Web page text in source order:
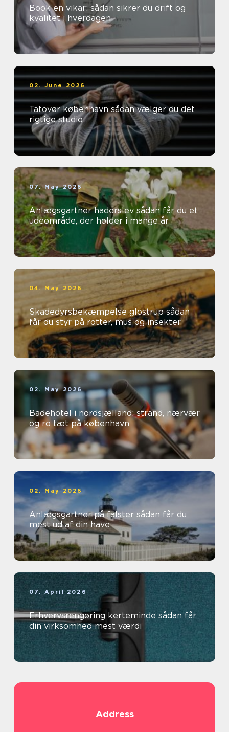
Book en vikar: sådan sikrer du drift og
kvalitet i hverdagen
02. June 2026
Tatovør københavn sådan vælger du det
rigtige studio
07. May 2026
Anlægsgartner haderslev sådan får du et
udeområde, der holder i mange år
04. May 2026
Skadedyrsbekæmpelse glostrup sådan
får du styr på rotter, mus og insekter
02. May 2026
Badehotel i nordsjælland: strand, nærvær
og ro tæt på københavn
02. May 2026
Anlægsgartner på falster sådan får du
mest ud af din have
07. April 2026
Erhvervsrengøring kerteminde sådan får
din virksomhed mest værdi
Address